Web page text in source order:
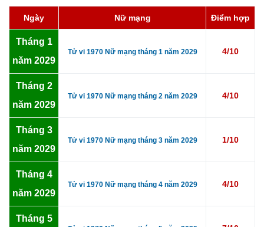
Ngày Nữ mạng Điểm hợp
Tháng 1
năm 2029
Tử vi 1970 Nữ mạng tháng 1 năm 2029 4/10
Tháng 2
năm 2029
Tử vi 1970 Nữ mạng tháng 2 năm 2029 4/10
Tháng 3
năm 2029
Tử vi 1970 Nữ mạng tháng 3 năm 2029 1/10
Tháng 4
năm 2029
Tử vi 1970 Nữ mạng tháng 4 năm 2029 4/10
Tháng 5